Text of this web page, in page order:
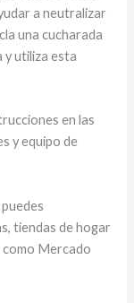
a neutralizar
una cucharada
y utiliza esta
en las
y equipo de
tiendas de hogar
como Mercado